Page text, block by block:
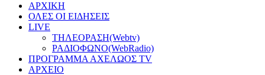
ΑΡΧΙΚΗ
ΟΛΕΣ ΟΙ ΕΙΔΗΣΕΙΣ
LIVE
ΤΗΛΕΟΡΑΣΗ(Webtv)
ΡΑΔΙΟΦΩΝΟ(WebRadio)
ΠΡΟΓΡΑΜΜΑ ΑΧΕΛΩΟΣ TV
ΑΡΧΕΙΟ